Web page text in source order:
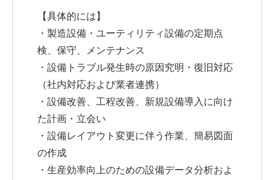
【具体的には】
・製造設備・ユーティリティ設備の定期点
検、保守、メンテナンス
・設備トラブル発生時の原因究明・復旧対応
（社内対応および業者連携）
・設備改善、工程改善、新規設備導入に向け
た計画・立会い
・設備レイアウト変更に伴う作業、簡易図面
の作成
・生産効率向上のための設備データ分析およ